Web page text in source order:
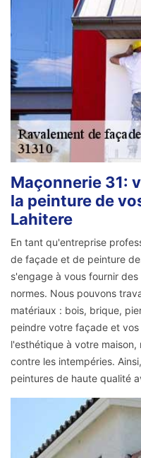
Maçonnerie 31:
la peinture de
Lahitere
En tant qu'entreprise
de façade et de peinture
s'engage à vous fournir
normes. Nous pouvons
matériaux : bois, brique,
peindre votre façade et
l'esthétique à votre
contre les intempéries.
peintures de haute qualité